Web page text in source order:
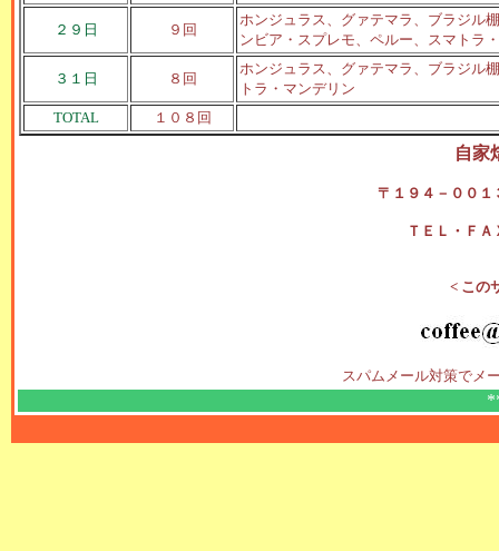
２９日 ９回
ホンジュラス、グァテマラ、ブラジル
ンビア・スプレモ、ペルー、スマトラ
３１日 ８回
ホンジュラス、グァテマラ、ブラジル
トラ・マンデリン
TOTAL
１０８回
自家
〒１９４－００１
ＴＥＬ・Ｆ
< この
スパムメール対策でメ